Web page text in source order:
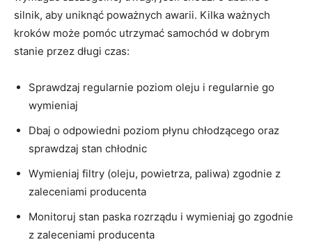
silnik, aby uniknąć⁢ poważnych awarii. Kilka ważnych
kroków ‍może ‌pomóc utrzymać samochód w‌ dobrym
stanie przez długi​ czas:
Sprawdzaj ⁢regularnie ⁢poziom oleju i regularnie go
wymieniaj
Dbaj o ⁢odpowiedni ⁤poziom płynu ‌chłodzącego⁤ oraz⁣
sprawdzaj stan ‍chłodnic
Wymieniaj filtry (oleju,⁢ powietrza, paliwa) zgodnie z
zaleceniami ​producenta
Monitoruj stan paska rozrządu i ⁢wymieniaj go ​zgodnie
z zaleceniami producenta